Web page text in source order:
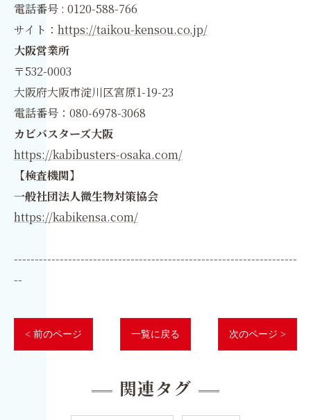
電話番号 : 0120-588-766
サイト： https://taikou-kensou.co.jp/
大阪営業所
〒532-0003
大阪府大阪市淀川区宮原1-19-23
電話番号：080-6978-3068
カビバスターズ大阪
https://kabibusters-osaka.com/
【検査機関】
一般社団法人微生物対策協会
https://kabikensa.com/
--------------------------------------------------------------------
--
< 前のページ 一覧に戻る 次のページ >
関連タグ